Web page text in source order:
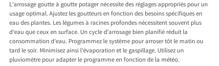
L’arrosage goutte à goutte potager nécessite des réglages appropriés pour un
usage optimal. Ajustez les goutteurs en fonction des besoins spécifiques en
eau des plantes. Les légumes à racines profondes nécessitent souvent plus
d’eau que ceux en surface. Un cycle d’arrosage bien planifié réduit la
consommation d’eau. Programmez le système pour arroser tôt le matin ou
tard le soir. Minimisez ainsi l’évaporation et le gaspillage. Utilisez un
pluviomètre pour adapter le programme en fonction de la météo.